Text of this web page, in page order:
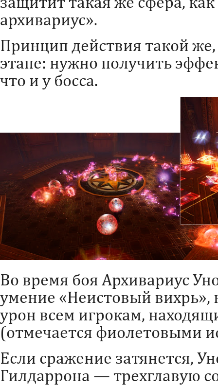
архивариус».
Принцип действия такой
этапе: нужно получить
что и у босса.
Во время боя Архивариус
умение «Неистовый
урон всем игрокам,
(отмечается фиолетовыми
Если сражение затянется,
Гилдаррона — трехглавую